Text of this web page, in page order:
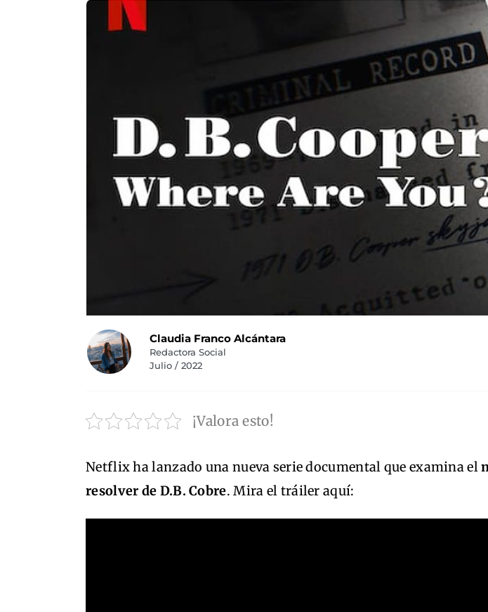
Claudia Franco Alcántara
Redactora Social
Julio / 2022
¡Valora esto!
Netflix ha lanzado una nueva serie documental que examina el
resolver de D.B. Cobre. Mira el tráiler aquí: